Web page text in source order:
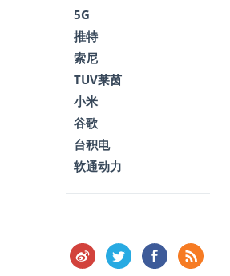
5G
推特
索尼
TUV莱茵
小米
谷歌
台积电
软通动力